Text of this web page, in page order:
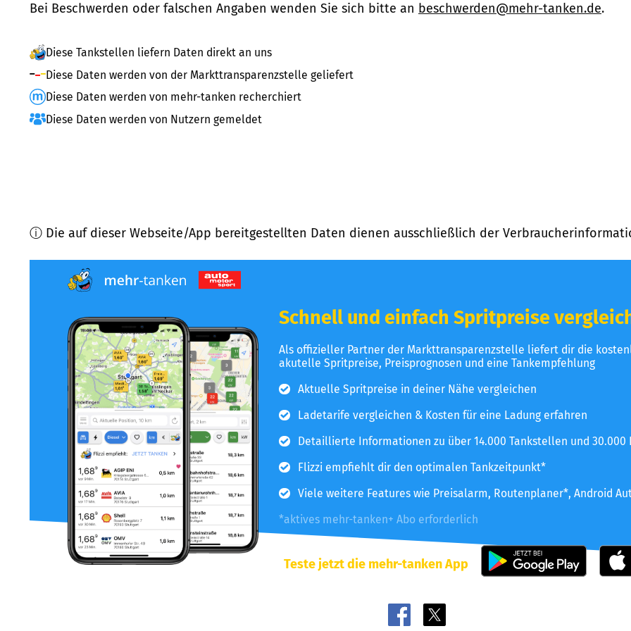
Bei Beschwerden oder falschen Angaben wenden Sie sich bitte an beschwerden@mehr-tanken.de.
Diese Tankstellen liefern Daten direkt an uns
Diese Daten werden von der Markttransparenzstelle geliefert
Diese Daten werden von mehr-tanken recherchiert
Diese Daten werden von Nutzern gemeldet
ⓘ Die auf dieser Webseite/App bereitgestellten Daten dienen ausschließlich der
Schnell und einfach Spritpreise
Als offizieller Partner der Markttransparenzstelle liefert dir die
akutelle Spritpreise, Preisprognosen und eine Tankempfehlung
Aktuelle Spritpreise in deiner Nähe vergleichen
Ladetarife vergleichen & Kosten für eine Ladung erfahren
Detaillierte Informationen zu über 14.000 Tankstellen und 30.000
Flizzi empfiehlt dir den optimalen Tankzeitpunkt*
Viele weitere Features wie Preisalarm, Routenplaner*, Android
*aktives mehr-tanken+ Abo erforderlich
Teste jetzt die mehr-tanken App